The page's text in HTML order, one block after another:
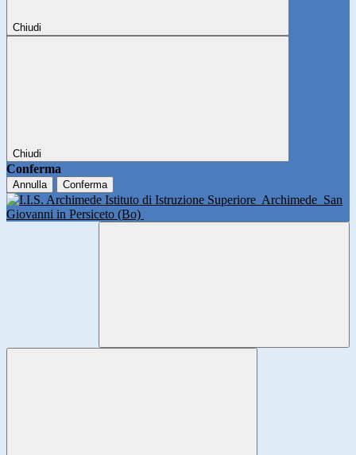
Chiudi
Chiudi
Conferma
Annulla Conferma
Istituto di Istruzione Superiore Archimede San
Giovanni in Persiceto (Bo)